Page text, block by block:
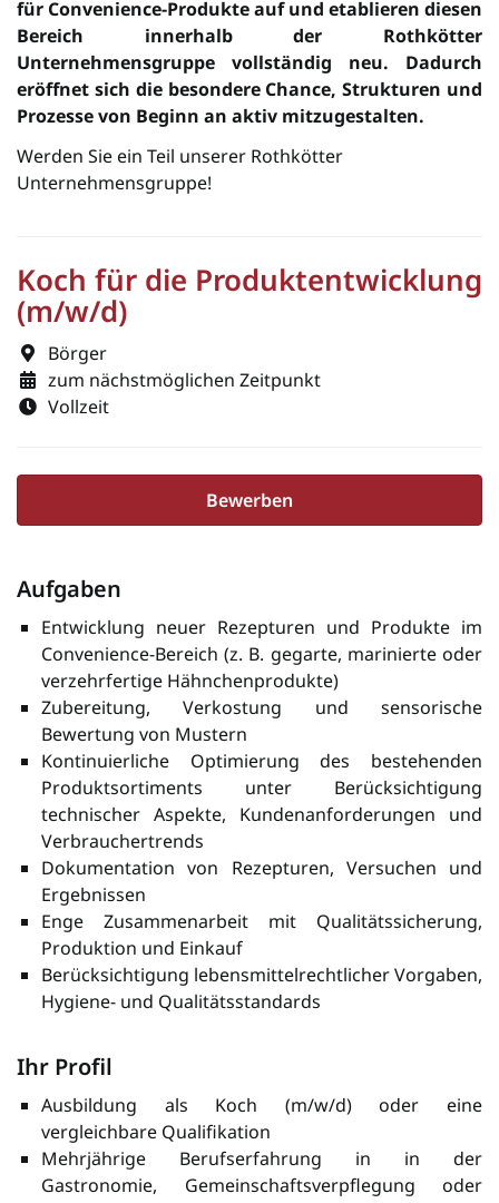
Koch für die Produktentwicklung
(m/w/d)
Börger
zum nächstmöglichen Zeitpunkt
Vollzeit
Bewerben
für Convenience-Produkte auf und etablieren diesen
Bereich innerhalb der Rothkötter
Unternehmensgruppe vollständig neu. Dadurch
eröffnet sich die besondere Chance, Strukturen und
Prozesse von Beginn an aktiv mitzugestalten.
Werden Sie ein Teil unserer Rothkötter
Unternehmensgruppe!
Aufgaben
Entwicklung neuer Rezepturen und Produkte im
Convenience-Bereich (z. B. gegarte, marinierte oder
verzehrfertige Hähnchenprodukte)
Zubereitung, Verkostung und sensorische
Bewertung von Mustern
Kontinuierliche Optimierung des bestehenden
Produktsortiments unter Berücksichtigung
technischer Aspekte, Kundenanforderungen und
Verbrauchertrends
Dokumentation von Rezepturen, Versuchen und
Ergebnissen
Enge Zusammenarbeit mit Qualitätssicherung,
Produktion und Einkauf
Berücksichtigung lebensmittelrechtlicher Vorgaben,
Hygiene- und Qualitätsstandards
Ihr Profil
Ausbildung als Koch (m/w/d) oder eine
vergleichbare Qualifikation
Mehrjährige Berufserfahrung in in der
Gastronomie, Gemeinschaftsverpflegung oder